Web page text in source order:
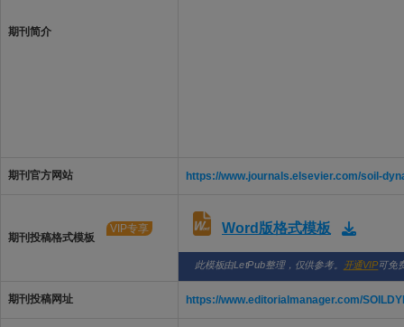
期刊简介
期刊官方网站 https://www.journals.elsevier.com/soil-
期刊投稿格式模板
VIP专享 Word版格式模板
此模板由LetPub整理，仅供参考。 开通VIP可免
期刊投稿网址 https://www.editorialmanager.com/